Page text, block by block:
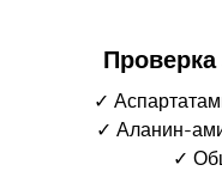
✓
✓ Аланин-
✓